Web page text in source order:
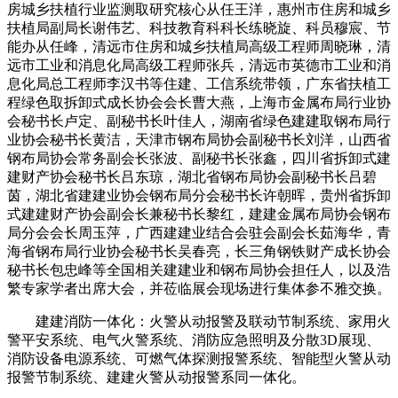
房城乡扶植行业监测取研究核心从任王洋，惠州市住房和城乡
扶植局副局长谢伟艺、科技教育科科长练晓旋、科员穆宸、节
能办从任峰，清远市住房和城乡扶植局高级工程师周晓琳，清
远市工业和消息化局高级工程师张兵，清远市英德市工业和消
息化局总工程师李汉书等住建、工信系统带领，广东省扶植工
程绿色取拆卸式成长协会会长曹大燕，上海市金属布局行业协
会秘书长卢定、副秘书长叶佳人，湖南省绿色建建取钢布局行
业协会秘书长黄洁，天津市钢布局协会副秘书长刘洋，山西省
钢布局协会常务副会长张波、副秘书长张鑫，四川省拆卸式建
建财产协会秘书长吕东琼，湖北省钢布局协会副秘书长吕碧
茵，湖北省建建业协会钢布局分会秘书长许朝晖，贵州省拆卸
式建建财产协会副会长兼秘书长黎红，建建金属布局协会钢布
局分会会长周玉萍，广西建建业结合会驻会副会长茹海华，青
海省钢布局行业协会秘书长吴春亮，长三角钢铁财产成长协会
秘书长包忠峰等全国相关建建业和钢布局协会担任人，以及浩
繁专家学者出席大会，并莅临展会现场进行集体参不雅交换。
建建消防一体化：火警从动报警及联动节制系统、家用火
警平安系统、电气火警系统、消防应急照明及分散3D展现、
消防设备电源系统、可燃气体探测报警系统、智能型火警从动
报警节制系统、建建火警从动报警系同一体化。